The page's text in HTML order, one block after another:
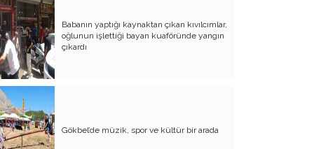
Belediye Başkanı'na Neden Oy
Vermeliyim?
AKP'nin Mülteci Politikası ve
şehitlerimiz!..
Geleceğimize biz karar verelim!..
Kamacı’nın resti!.. İYİ Parti’nin kararı
Emine öğretmenim; Atatürk sizlere
güvendi!..
Babanın yaptığı kaynaktan çıkan kıvılcımlar,
oğlunun işlettiği bayan kuaföründe yangın
çıkardı
Gökbel’de müzik, spor ve kültür bir arada